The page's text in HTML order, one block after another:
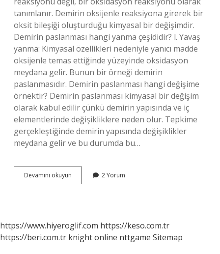
tanımlanır. Demirin oksijenle reaksiyona girerek bir
oksit bileşiği oluşturduğu kimyasal bir değişimdir.
Demirin paslanması hangi yanma çeşididir? l. Yavaş
yanma: Kimyasal özellikleri nedeniyle yanıcı madde
oksijenle temas ettiğinde yüzeyinde oksidasyon
meydana gelir. Bunun bir örneği demirin
paslanmasıdır. Demirin paslanması hangi değişime
örnektir? Demirin paslanması kimyasal bir değişim
olarak kabul edilir çünkü demirin yapısında ve iç
elementlerinde değişikliklere neden olur. Tepkime
gerçekleştiğinde demirin yapısında değişiklikler
meydana gelir ve bu durumda bu…
Devamını okuyun Demirin
Paslanması
2 Yorum
https://www.hiyeroglif.com https://keso.com.tr
https://beri.com.tr knight online nttgame Sitemap